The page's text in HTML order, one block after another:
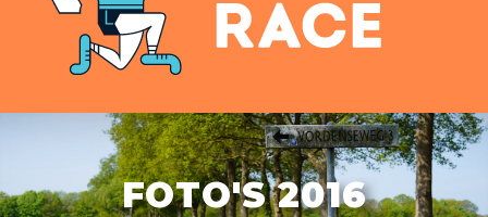
FOTO'S 2016